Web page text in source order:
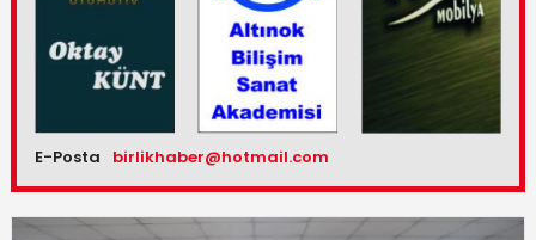
E-Posta birlikhaber@hotmail.com